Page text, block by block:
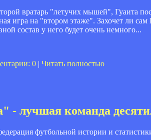
вратарь "летучих мышей", Гуаита
игра на "втором этаже". Захочет ли
состав у него будет очень немного...
0 | Читать полностью
- лучшая команда
футбольной истории и